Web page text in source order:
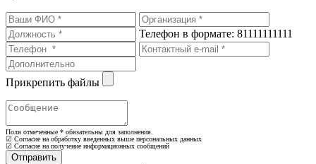
Телефон в формате: 81111111111
Прикрепить файлы
Поля отмеченные * обязательны для заполнения.
☑ Согласие на обработку введенных выше персональных данных
☑ Согласие на получение информационных сообщений